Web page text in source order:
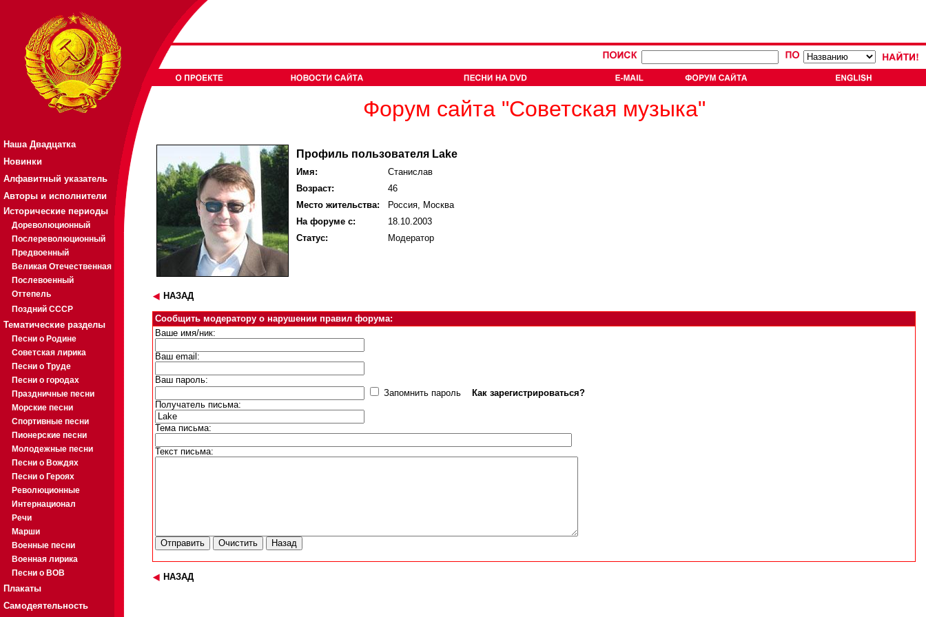
Наша Двадцатка
Новинки
Алфавитный указатель
Авторы и исполнители
Исторические периоды
Дореволюционный
Послереволюционный
Предвоенный
Великая Отечественная
Послевоенный
Оттепель
Поздний СССР
Тематические разделы
Песни о Родине
Советская лирика
Песни о Труде
Песни о городах
Праздничные песни
Морские песни
Спортивные песни
Пионерские песни
Молодежные песни
Песни о Вождях
Песни о Героях
Революционные
Интернационал
Речи
Марши
Военные песни
Военная лирика
Песни о ВОВ
Плакаты
Самодеятельность
Форум сайта "Советская музыка"
Профиль пользователя Lake
Имя:
Станислав
Возраст:
46
Место жительства:
Россия, Москва
На форуме с:
18.10.2003
Статус:
Модератор
НАЗАД
Сообщить модератору о нарушении правил форума:
Ваше имя/ник:
Ваш email:
Ваш пароль:
Запомнить пароль
Как зарегистрироваться?
Получатель письма:
Тема письма:
Текст письма:
НАЗАД